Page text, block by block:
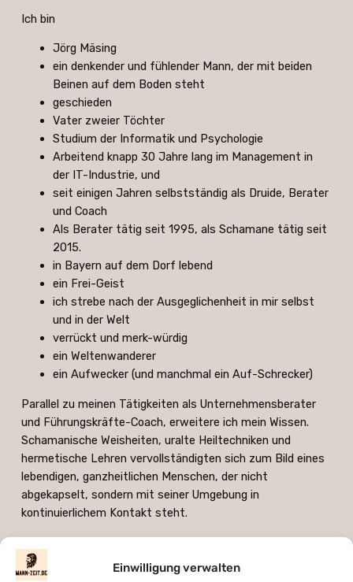
Einwilligung verwalten
Ich bin
Jörg Mäsing
ein denkender und fühlender Mann, der mit beiden
Beinen auf dem Boden steht
geschieden
Vater zweier Töchter
Studium der Informatik und Psychologie
Arbeitend knapp 30 Jahre lang im Management in
der IT-Industrie, und
seit einigen Jahren selbstständig als Druide, Berater
und Coach
Als Berater tätig seit 1995, als Schamane tätig seit
2015.
in Bayern auf dem Dorf lebend
ein Frei-Geist
ich strebe nach der Ausgeglichenheit in mir selbst
und in der Welt
verrückt und merk-würdig
ein Weltenwanderer
ein Aufwecker (und manchmal ein Auf-Schrecker)
Parallel zu meinen Tätigkeiten als Unternehmensberater
und Führungskräfte-Coach, erweitere ich mein Wissen.
Schamanische Weisheiten, uralte Heiltechniken und
hermetische Lehren vervollständigten sich zum Bild eines
lebendigen, ganzheitlichen Menschen, der nicht
abgekapselt, sondern mit seiner Umgebung in
kontinuierlichem Kontakt steht.
Ich verbinde authentisches „state of the art“ Coaching
mit schamanischer Arbeit und einem systemisch-
ganzheitlichen Blick auf den Menschen.